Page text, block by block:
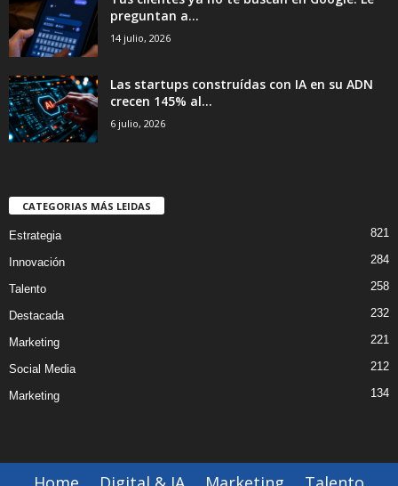
preguntan a...
14 julio, 2026
Las startups construídas con IA en su ADN
crecen 145% al...
6 julio, 2026
CATEGORIAS MÁS LEIDAS
Estrategia 821
Innovación 284
Talento 258
Destacada 232
Marketing 221
Social Media 212
Marketing 134